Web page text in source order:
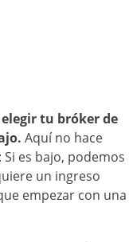
tu bróker de
Aquí no hace
es bajo, podemos
un ingreso
empezar con una